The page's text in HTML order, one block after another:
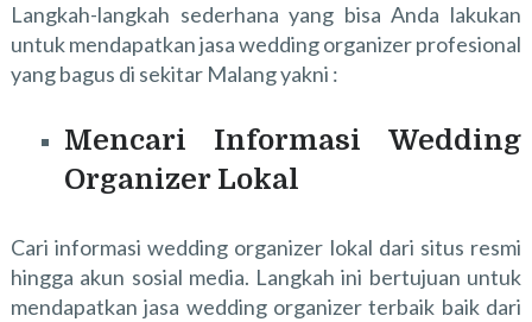
Langkah-langkah sederhana yang bisa Anda lakukan
untuk mendapatkan jasa wedding organizer profesional
yang bagus di sekitar Malang yakni :
Mencari Informasi Wedding
Organizer Lokal
Cari informasi wedding organizer lokal dari situs resmi
hingga akun sosial media. Langkah ini bertujuan untuk
mendapatkan jasa wedding organizer terbaik baik dari